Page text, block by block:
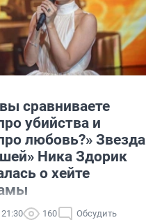
сравниваете
убийства и
любовь?» Звезда
Ника Здорик
о хейте
160 Обсудить